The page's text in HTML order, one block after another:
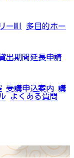
ーMI
多目的ホー
出期間延長申請
受講申込案内 講
よくある質問